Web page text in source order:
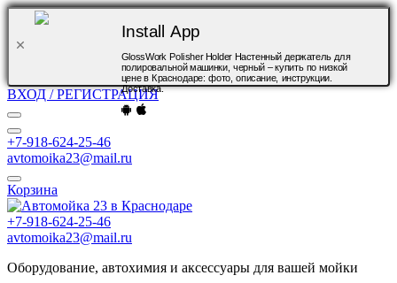
Install App
GlossWork Polisher Holder Настенный держатель для
полировальной машинки, черный – купить по низкой
цене в Краснодаре: фото, описание, инструкции.
Доставка.
ВХОД / РЕГИСТРАЦИЯ
+7-918-624-25-46
avtomoika23@mail.ru
Корзина
+7-918-624-25-46
avtomoika23@mail.ru
Оборудование, автохимия и аксессуары для вашей мойки